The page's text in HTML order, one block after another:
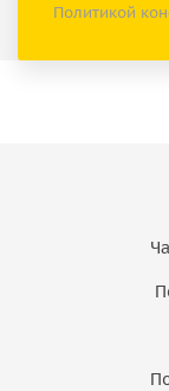
Политикой